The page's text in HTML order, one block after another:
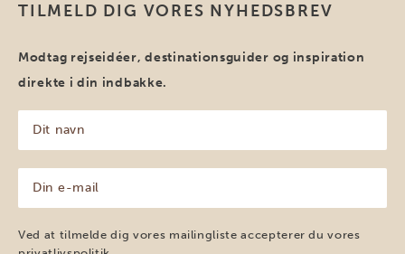
TILMELD DIG VORES NYHEDSBREV
Modtag rejseidéer, destinationsguider og inspiration
direkte i din indbakke.
navn
(Påkrævet)
mail
(Påkrævet)
Ved at tilmelde dig vores mailingliste accepterer du vores